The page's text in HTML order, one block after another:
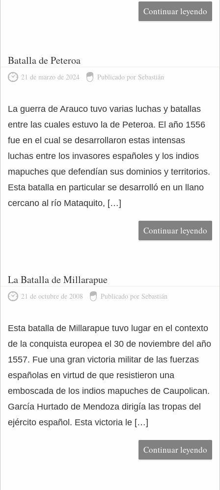
Continuar leyendo
Batalla de Peteroa
21 de marzo de 2024 Publicado por Sebastián
La guerra de Arauco tuvo varias luchas y batallas
entre las cuales estuvo la de Peteroa. El año 1556
fue en el cual se desarrollaron estas intensas
luchas entre los invasores españoles y los indios
mapuches que defendían sus dominios y territorios.
Esta batalla en particular se desarrolló en un llano
cercano al río Mataquito, […]
Continuar leyendo
La Batalla de Millarapue
21 de octubre de 2008 Publicado por Sebastián
Esta batalla de Millarapue tuvo lugar en el contexto
de la conquista europea el 30 de noviembre del año
1557. Fue una gran victoria militar de las fuerzas
españolas en virtud de que resistieron una
emboscada de los indios mapuches de Caupolican.
García Hurtado de Mendoza dirigía las tropas del
ejército español. Esta victoria le […]
Continuar leyendo